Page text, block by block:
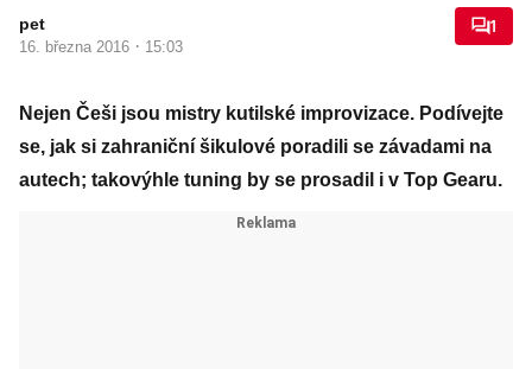
pet
16. března 2016 · 15:03
1
Nejen Češi jsou mistry kutilské improvizace. Podívejte
se, jak si zahraniční šikulové poradili se závadami na
autech; takovýhle tuning by se prosadil i v Top Gearu.